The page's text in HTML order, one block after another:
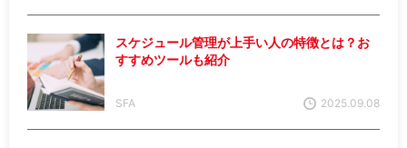
スケジュール管理が上手い人の特徴とは？お
すすめツールも紹介
2025.09.08
SFA